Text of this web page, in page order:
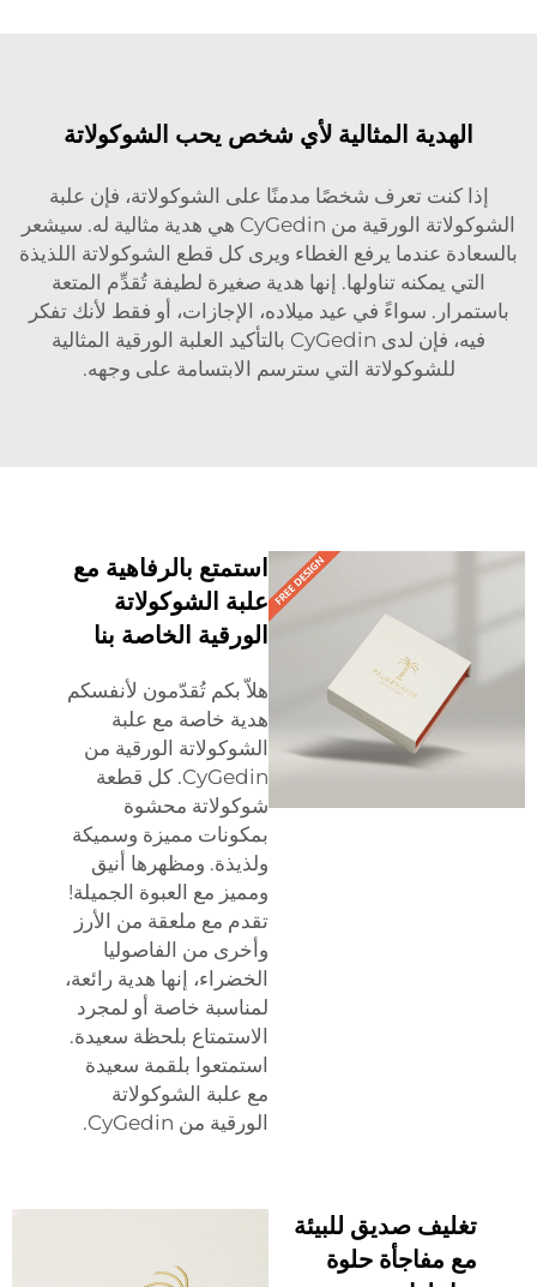
المثالية لأي شخص يحب الشوكولاتة
تعرف شخصًا مدمنًا على الشوكولاتة، فإن علبة
الشوكولاتة الورقية من CyGedin هي هدية مثالية له. سيشعر
عندما يرفع الغطاء ويرى كل قطع الشوكولاتة اللذيذة
تناولها. إنها هدية صغيرة لطيفة تُقدِّم المتعة
سواءً في عيد ميلاده، الإجازات، أو فقط لأنك تفكر
فيه، فإن لدى CyGedin بالتأكيد العلبة الورقية المثالية
التي سترسم الابتسامة على وجهه.
استمتع بالرفاهية مع
علبة الشوكولاتة
الورقية الخاصة بنا
هلاّ بكم تُقدّمون لأنفسكم
هدية خاصة مع علبة
الشوكولاتة الورقية من
CyGedin. كل قطعة
شوكولاتة محشوة
بمكونات مميزة وسميكة
ولذيذة. ومظهرها أنيق
ومميز مع العبوة الجميلة!
تقدم مع ملعقة من الأرز
وأخرى من الفاصوليا
الخضراء، إنها هدية رائعة،
لمناسبة خاصة أو لمجرد
الاستمتاع بلحظة سعيدة.
استمتعوا بلقمة سعيدة
مع علبة الشوكولاتة
الورقية من CyGedin.
صديق للبيئة
حلوة